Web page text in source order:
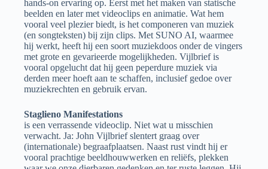
hands-on ervaring op. Eerst met het maken van statische
beelden en later met videoclips en animatie. Wat hem
vooral veel plezier biedt, is het componeren van muziek
(en songteksten) bij zijn clips. Met SUNO AI, waarmee
hij werkt, heeft hij een soort muziekdoos onder de vingers
met grote en gevarieerde mogelijkheden. Vijlbrief is
vooral opgelucht dat hij geen peperdure muziek via
derden meer hoeft aan te schaffen, inclusief gedoe over
muziekrechten en gebruik ervan.
Staglieno Manifestations
is een verrassende videoclip. Niet wat u misschien
verwacht. Ja: John Vijlbrief slentert graag over
(internationale) begraafplaatsen. Naast rust vindt hij er
vooral prachtige beeldhouwwerken en reliëfs, plekken